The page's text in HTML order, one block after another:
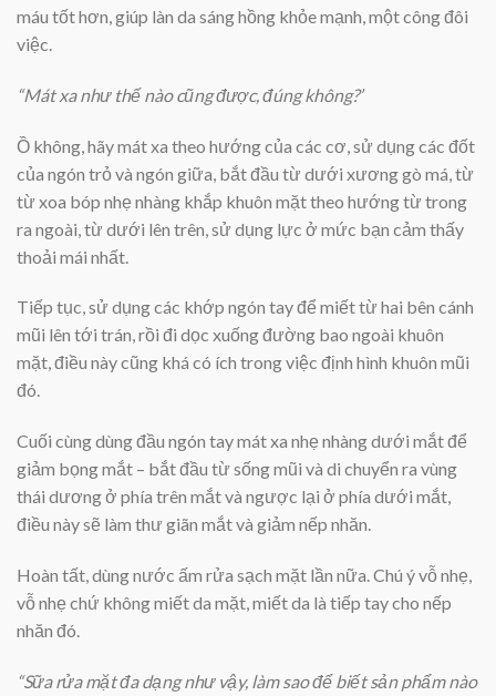
máu tốt hơn, giúp làn da sáng hồng khỏe mạnh, một công đôi
việc.
“Mát xa như thế nào cũng được, đúng không?’
Ồ không, hãy mát xa theo hướng của các cơ, sử dụng các đốt
của ngón trỏ và ngón giữa, bắt đầu từ dưới xương gò má, từ
từ xoa bóp nhẹ nhàng khắp khuôn mặt theo hướng từ trong
ra ngoài, từ dưới lên trên, sử dụng lực ở mức bạn cảm thấy
thoải mái nhất.
Tiếp tục, sử dụng các khớp ngón tay để miết từ hai bên cánh
mũi lên tới trán, rồi đi dọc xuống đường bao ngoài khuôn
mặt, điều này cũng khá có ích trong việc định hình khuôn mũi
đó.
Cuối cùng dùng đầu ngón tay mát xa nhẹ nhàng dưới mắt để
giảm bọng mắt – bắt đầu từ sống mũi và di chuyển ra vùng
thái dương ở phía trên mắt và ngược lại ở phía dưới mắt,
điều này sẽ làm thư giãn mắt và giảm nếp nhăn.
Hoàn tất, dùng nước ấm rửa sạch mặt lần nữa. Chú ý vỗ nhẹ,
vỗ nhẹ chứ không miết da mặt, miết da là tiếp tay cho nếp
nhăn đó.
“Sữa rửa mặt đa dạng như vậy, làm sao để biết sản phẩm nào